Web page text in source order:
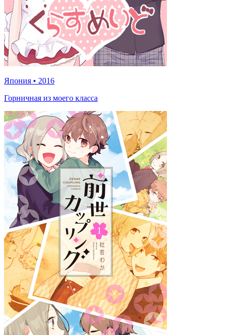
Япония • 2016
Горничная из моего класса